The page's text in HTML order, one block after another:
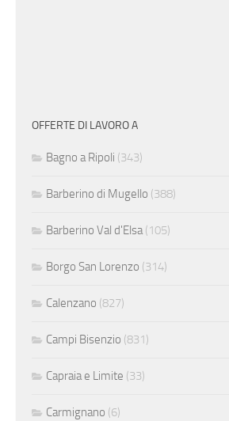
OFFERTE DI LAVORO A
Bagno a Ripoli (343)
Barberino di Mugello (388)
Barberino Val d'Elsa(105)
Borgo San Lorenzo (314)
Calenzano (827)
Campi Bisenzio (831)
Capraia e Limite (33)
Carmignano (6)